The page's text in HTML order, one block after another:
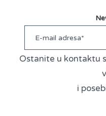
Ostanite u kontaktu
i